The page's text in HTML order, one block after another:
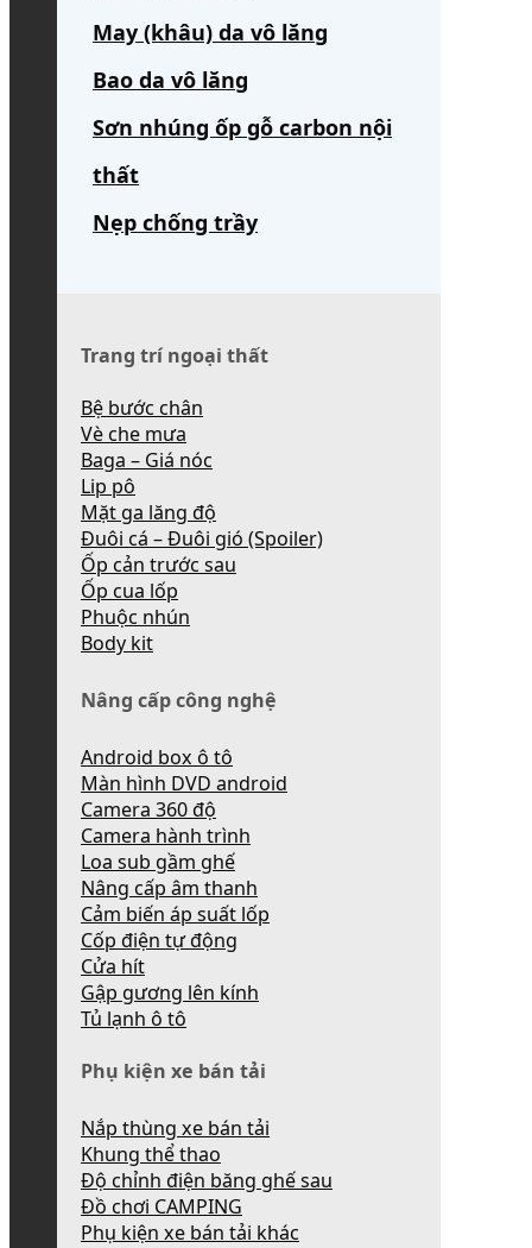
May (khâu) da vô lăng
Bao da vô lăng
Sơn nhúng ốp gỗ carbon nội
thất
Nẹp chống trầy
Trang trí ngoại thất
Bệ bước chân
Vè che mưa
Baga – Giá nóc
Lip pô
Mặt ga lăng độ
Đuôi cá – Đuôi gió (Spoiler)
Ốp cản trước sau
Ốp cua lốp
Phuộc nhún
Body kit
Nâng cấp công nghệ
Android box ô tô
Màn hình DVD android
Camera 360 độ
Camera hành trình
Loa sub gầm ghế
Nâng cấp âm thanh
Cảm biến áp suất lốp
Cốp điện tự động
Cửa hít
Gập gương lên kính
Tủ lạnh ô tô
Phụ kiện xe bán tải
Nắp thùng xe bán tải
Khung thể thao
Độ chỉnh điện băng ghế sau
Đồ chơi CAMPING
Phụ kiện xe bán tải khác